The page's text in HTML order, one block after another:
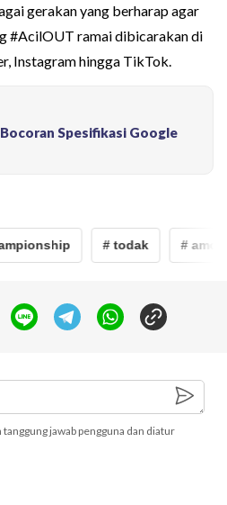
gerakan yang berharap agar
#AcilOUT ramai dibicarakan di
Instagram hingga TikTok.
Spesifikasi Google
# todak # amoux
jawab pengguna dan diatur